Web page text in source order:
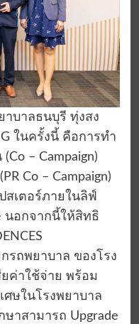
บาลธนบุรี ทุ่งสง
ในครั้งนี้ คือการทำ
– Campaign)
Co – Campaign)
สเตอร์ภายในลิฟ์
นอกจากนี้ให้สิทธิ
รถพยาบาล ของโรง
ค่าใช้จ่าย พร้อม
ษในโรงพยาบาล
าสามารถ Upgrade